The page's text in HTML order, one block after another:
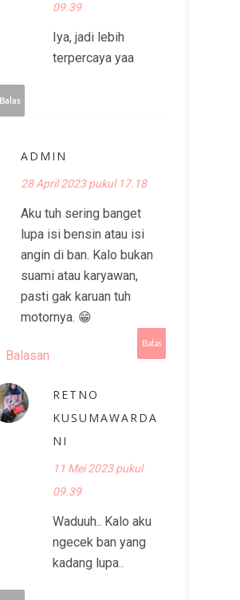
09.39
Iya, jadi lebih
terpercaya yaa
Balas
ADMIN
28 April 2023 pukul 17.18
Aku tuh sering banget
lupa isi bensin atau isi
angin di ban. Kalo bukan
suami atau karyawan,
pasti gak karuan tuh
motornya. 😁
Balas
Balasan
RETNO
KUSUMAWARDA
NI
11 Mei 2023 pukul
09.39
Waduuh.. Kalo aku
ngecek ban yang
kadang lupa..